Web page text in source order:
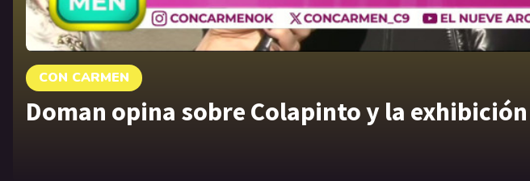
CON CARMEN
Doman opina sobre Colapinto y la exhibición